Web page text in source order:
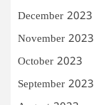
December 2023
November 2023
October 2023
September 2023